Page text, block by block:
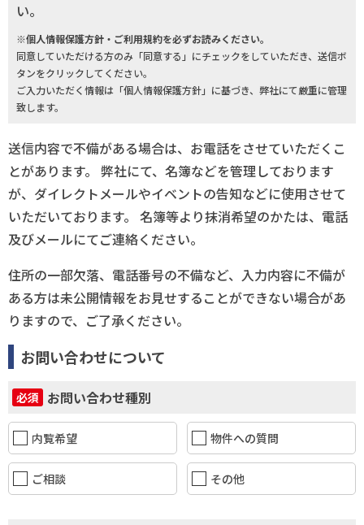
い。
※個人情報保護方針・ご利用規約を必ずお読みください。
同意していただける方のみ「同意する」にチェックをしていただき、送信ボ
タンをクリックしてください。
ご入力いただく情報は「個人情報保護方針」に基づき、弊社にて厳重に管理
致します。
送信内容で不備がある場合は、お電話をさせていただくこ
とがあります。 弊社にて、名簿などを管理しております
が、ダイレクトメールやイベントの告知などに使用させて
いただいております。 名簿等より抹消希望のかたは、電話
及びメールにてご連絡ください。
住所の一部欠落、電話番号の不備など、入力内容に不備が
ある方は未公開情報をお見せすることができない場合があ
りますので、ご了承ください。
お問い合わせについて
必須 お問い合わせ種別
内覧希望 物件への質問
ご相談 その他